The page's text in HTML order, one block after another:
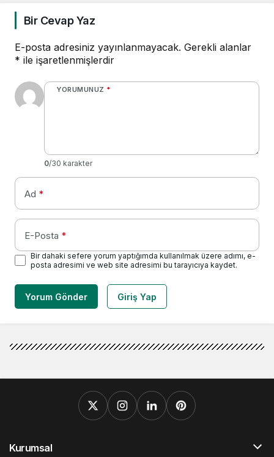
Bir Cevap Yaz
E-posta adresiniz yayınlanmayacak. Gerekli alanlar
* ile işaretlenmişlerdir
YORUMUNUZ *
0/30 karakter
Ad *
E-Posta *
Bir dahaki sefere yorum yaptığımda kullanılmak üzere adımı, e-
posta adresimi ve web site adresimi bu tarayıcıya kaydet.
Yorum Gönder Giriş Yap
Kurumsal